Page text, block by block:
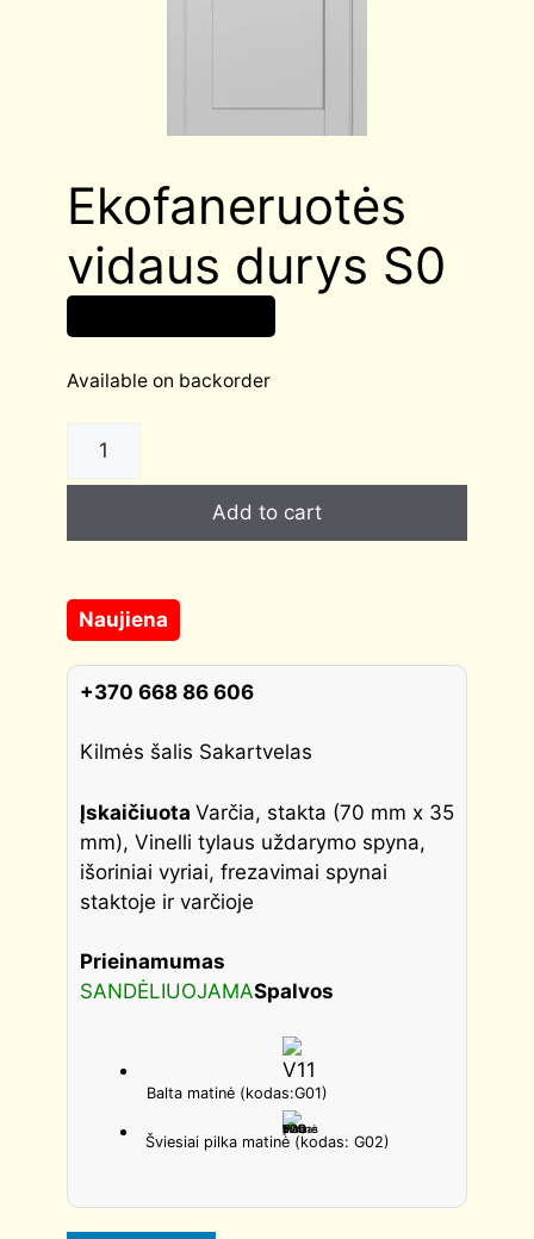
Ekofaneruotės
vidaus durys S0
price
was:
price
is:
Available on backorder
vidaus
Add to cart
Naujiena
+370 668 86 606
Kilmės šalis Sakartvelas
Įskaičiuota Varčia, stakta (70 mm x 35
mm), Vinelli tylaus uždarymo spyna,
išoriniai vyriai, frezavimai spynai
staktoje ir varčioje
Prieinamumas
SANDĖLIUOJAMASpalvos
Balta matinė (kodas:G01)
Šviesiai pilka matinė (kodas: G02)